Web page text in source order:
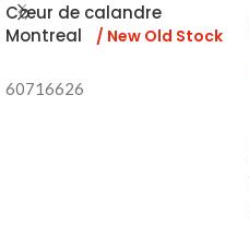
Cœur de calandre
Montreal
/ New Old Stock
60716626